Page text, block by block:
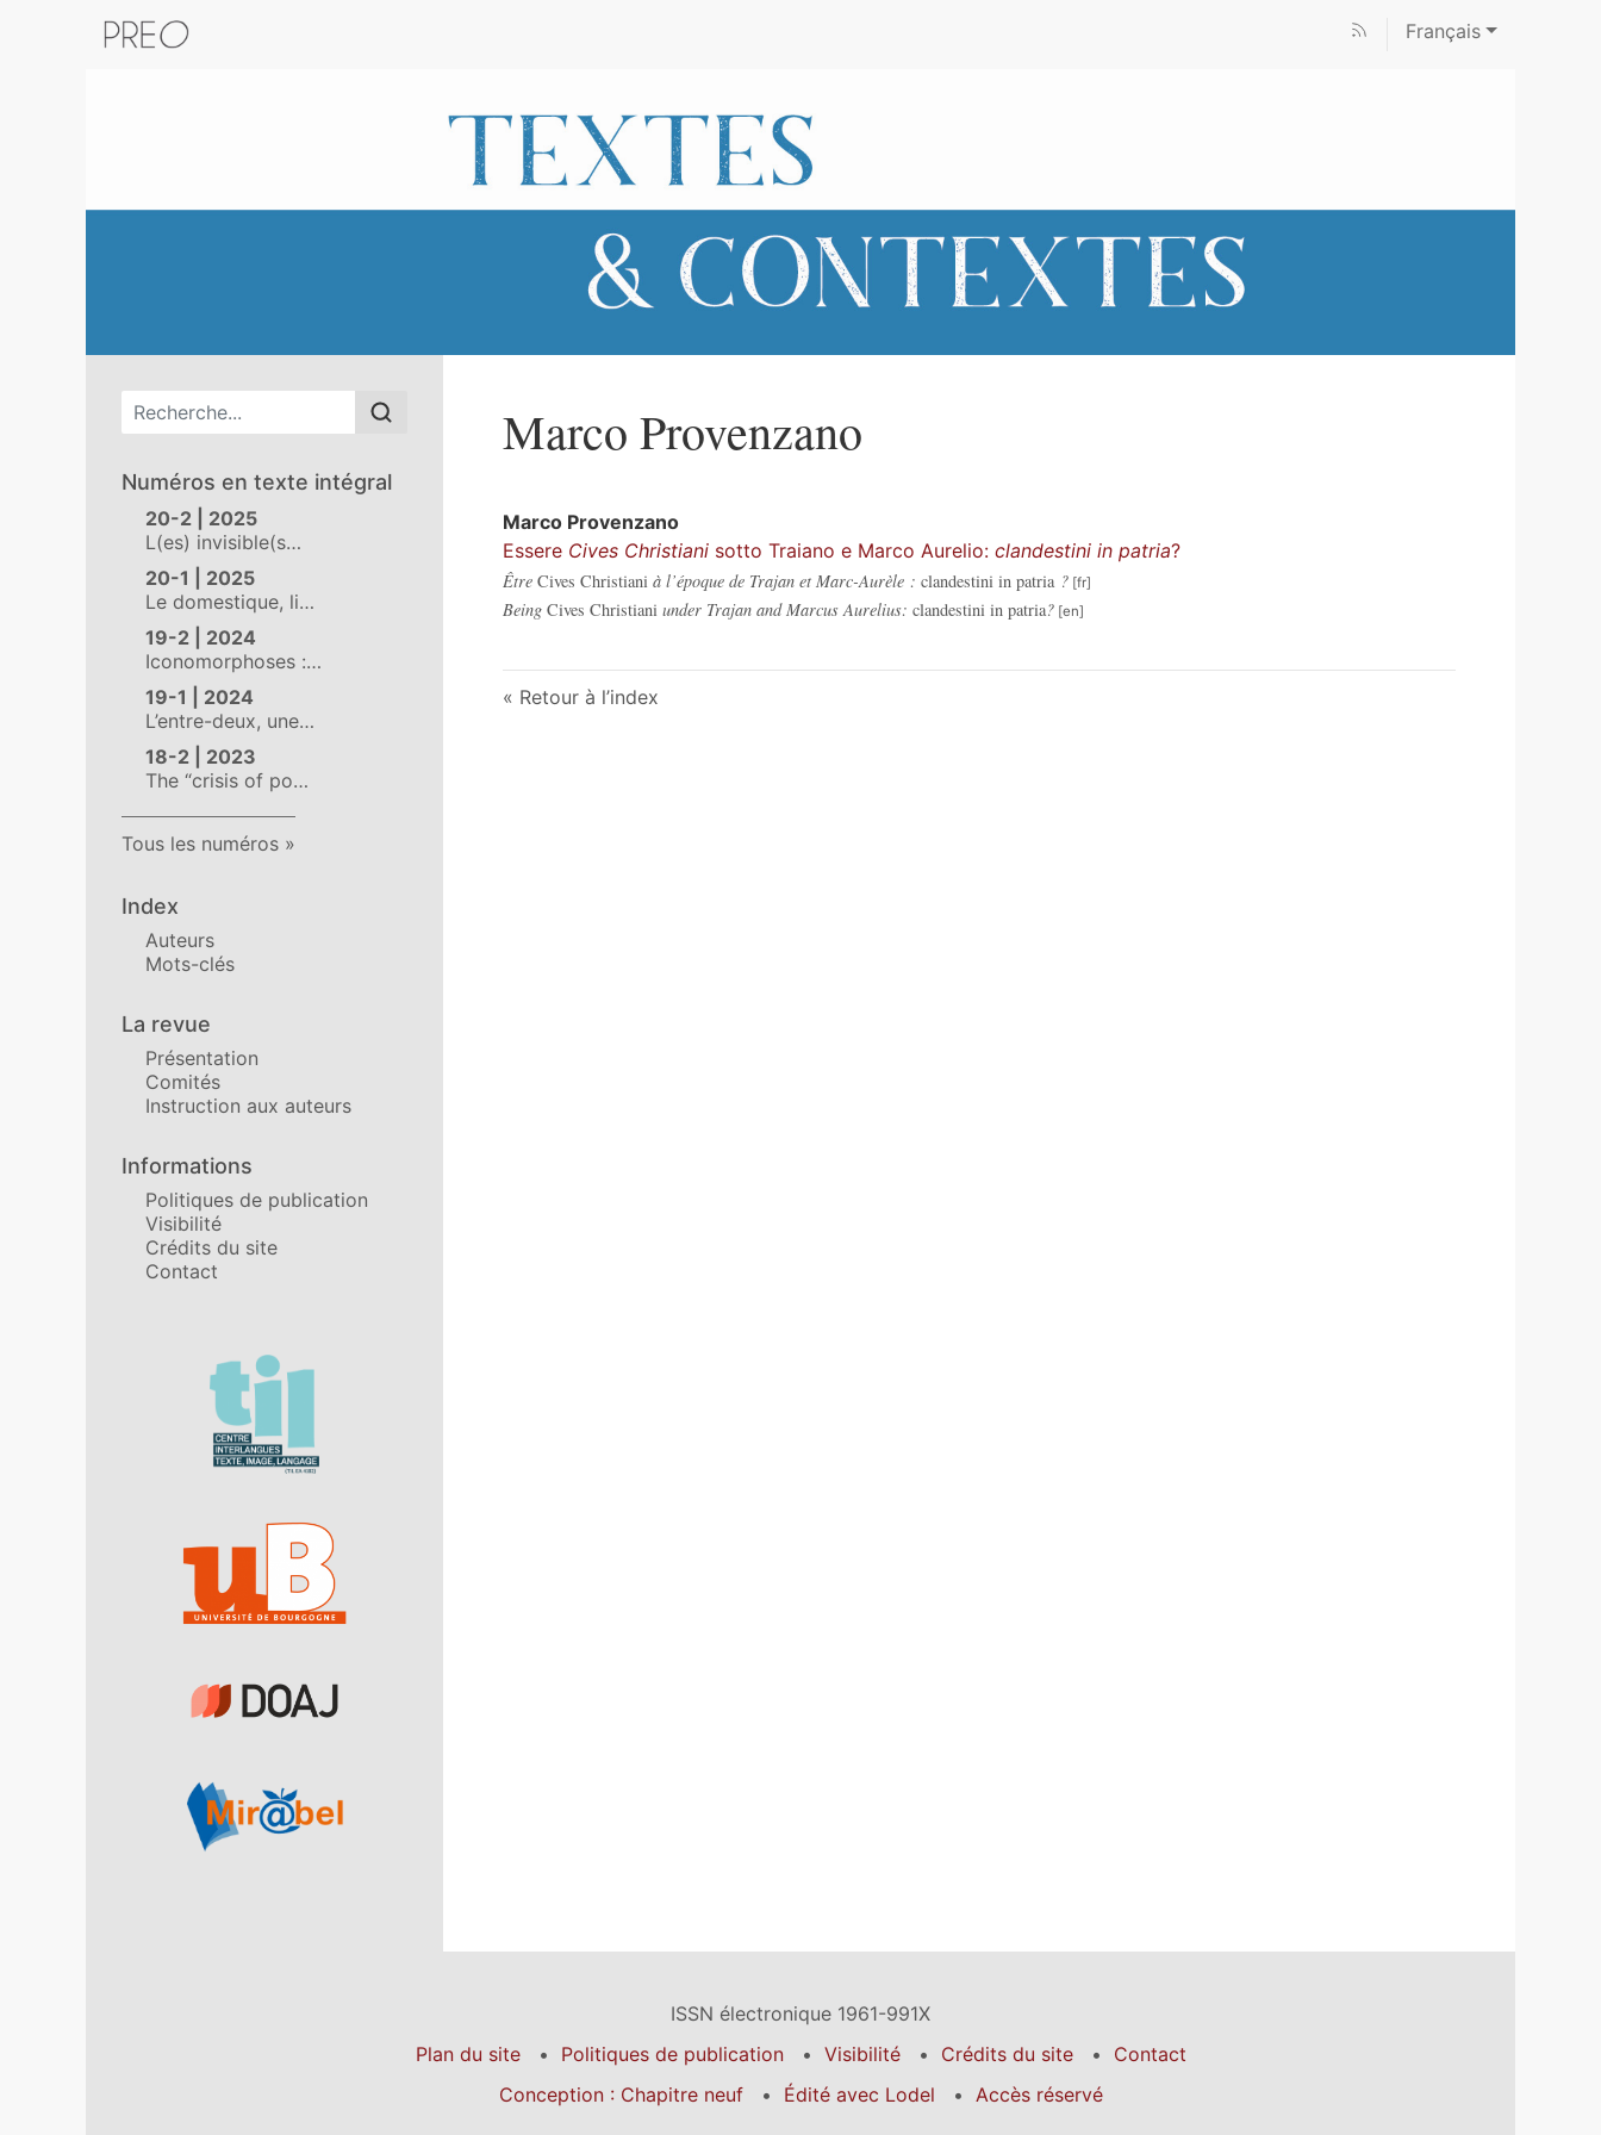
Français
Menu principal
Numéros en texte intégral
20-2 | 2025
L(es) invisible(s…
20-1 | 2025
Le domestique, li…
19-2 | 2024
Iconomorphoses :…
19-1 | 2024
L’entre-deux, une…
18-2 | 2023
The “crisis of po…
Tous les numéros
Index
Auteurs
Mots-clés
La revue
Présentation
Comités
Instruction aux auteurs
Informations
Politiques de publication
Visibilité
Crédits du site
Contact
Affiliations/partenaires
Marco Provenzano
Marco Provenzano
Essere Cives Christiani sotto Traiano e Marco Aurelio: clandestini in patria?
Être Cives Christiani à l’époque de Trajan et Marc-Aurèle : clandestini in patria?
Being Cives Christiani under Trajan and Marcus Aurelius: clandestini in patria?
Retour à l’index
ISSN électronique 1961-991X
Plan du site
Politiques de publication Visibilité Crédits du site
Contact
Conception : Chapitre neuf
Édité avec Lodel Accès réservé